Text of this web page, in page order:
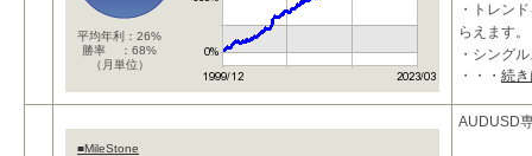
平均年利：26%
勝率 ：68%
（月単位）
・トレン
らえます。
・シング
・・・ 続
■MileStone
AUDUSD